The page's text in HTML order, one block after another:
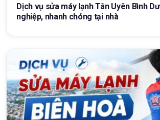
Dịch vụ sửa máy lạnh Tân Uyên Bình
nghiệp, nhanh chóng tại nhà